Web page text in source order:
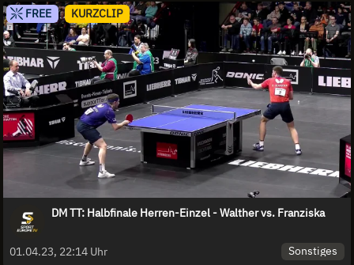
FREE KURZCLIP
DM TT: Halbfinale Herren-Einzel - Walther vs. Franziska
01.04.23, 22:14 Uhr Sonstiges